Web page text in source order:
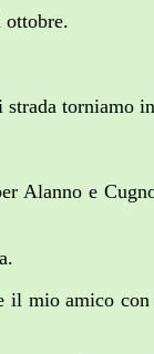
ottobre.
strada torniamo
Alanno e
il mio amico